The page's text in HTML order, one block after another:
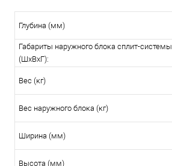
Глубина (мм)
Габариты наружного блока сплит-системы
(ШxВxГ):
Вес (кг)
Вес наружного блока (кг)
Ширина (мм)
Высота (мм)